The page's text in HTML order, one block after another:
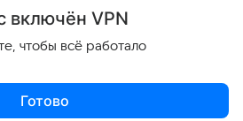
Поделиться
включён VPN
чтобы всё работало
Готово